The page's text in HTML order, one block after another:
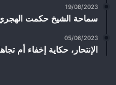
19/08/2023
سماحة الشيخ حكمت
05/06/2023
الإنتحار، حكاية إخفاء أم